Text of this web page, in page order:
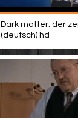
Dark matter: der
(deutsch) hd